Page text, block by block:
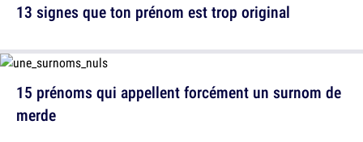
15 prénoms qui appellent forcément un surnom de
merde
13 signes que ton prénom est trop original